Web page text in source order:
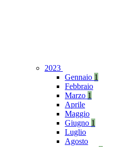
2023
Gennaio 1
Febbraio
Marzo 1
Aprile
Maggio
Giugno 1
Luglio
Agosto